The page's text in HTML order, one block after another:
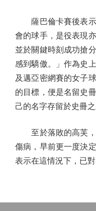
薩巴倫卡賽後表示
會的球手，是役表現
並於關鍵時刻成功搶
感到驕傲。」作為史
及邁亞密網賽的女子
的目標，便是名留史
己的名字存留於史冊
至於落敗的高芙，
傷病，早前更一度決
表示在這情況下，已